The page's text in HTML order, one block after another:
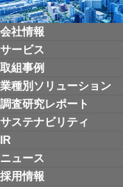
会社情報
サービス
取組事例
業種別ソリューション
調査研究レポート
サステナビリティ
IR
ニュース
採用情報